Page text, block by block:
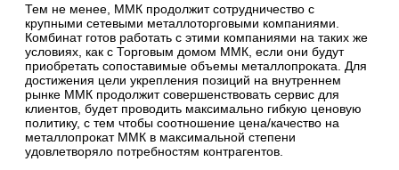
Тем не менее, ММК продолжит сотрудничество с
крупными сетевыми металлоторговыми компаниями.
Комбинат готов работать с этими компаниями на таких же
условиях, как с Торговым домом ММК, если они будут
приобретать сопоставимые объемы металлопроката. Для
достижения цели укрепления позиций на внутреннем
рынке ММК продолжит совершенствовать сервис для
клиентов, будет проводить максимально гибкую ценовую
политику, с тем чтобы соотношение цена/качество на
металлопрокат ММК в максимальной степени
удовлетворяло потребностям контрагентов.